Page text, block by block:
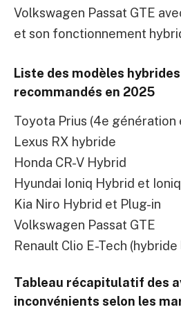
Volkswagen Passat GTE
et son fonctionnement
Liste des modèles hybrides
recommandés en 2025
Toyota Prius (4e génération
Lexus RX hybride
Honda CR-V Hybrid
Hyundai Ioniq Hybrid et
Kia Niro Hybrid et Plug-in
Volkswagen Passat GTE
Renault Clio E-Tech
Tableau récapitulatif des
inconvénients selon les